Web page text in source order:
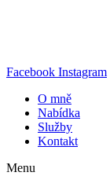
Facebook Instagram
O mně
Nabídka
Služby
Kontakt
Menu